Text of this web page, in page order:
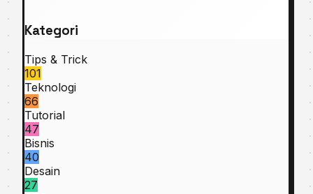
Kategori
Tips & Trick
101
Teknologi
66
Tutorial
47
Bisnis
40
Desain
27